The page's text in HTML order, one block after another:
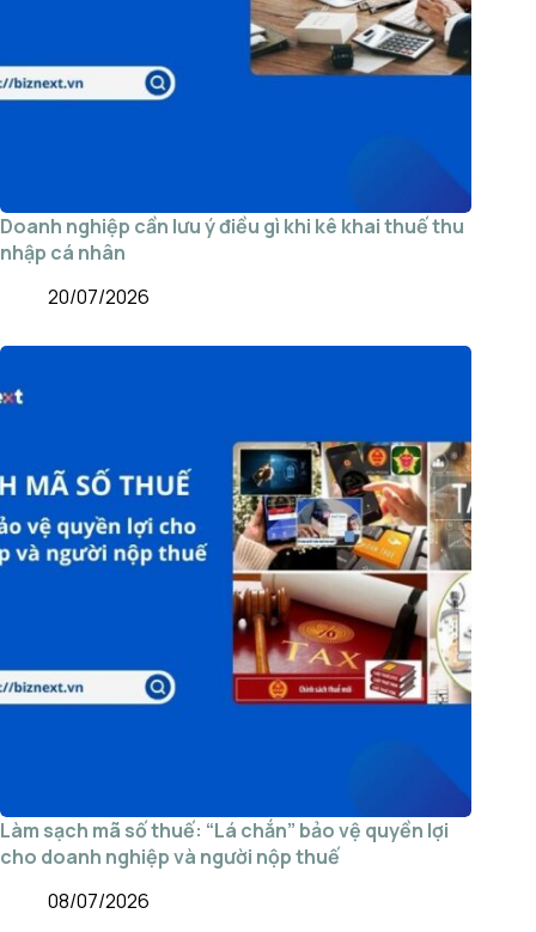
Doanh nghiệp cần lưu ý điều gì khi kê khai thuế thu
nhập cá nhân
20/07/2026
Làm sạch mã số thuế: “Lá chắn” bảo vệ quyền lợi
cho doanh nghiệp và người nộp thuế
08/07/2026